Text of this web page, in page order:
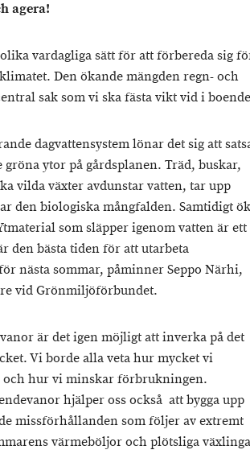
agera!
vardagliga sätt för att förbereda sig
Den ökande mängden regn- och
sak som vi ska fästa vikt vid i
dagvattensystem lönar det sig att
gröna ytor på gårdsplanen. Träd, buskar,
vilda växter avdunstar vatten, tar upp
den biologiska mångfalden. Samtidigt
som släpper igenom vatten är ett
den bästa tiden för att utarbeta
nästa sommar, påminner Seppo Närhi,
vid Grönmiljöförbundet.
är det igen möjligt att inverka på det
Vi borde alla veta hur mycket vi
hur vi minskar förbrukningen.
hjälper oss också att bygga upp
missförhållanden som följer av extremt
värmeböljor och plötsliga